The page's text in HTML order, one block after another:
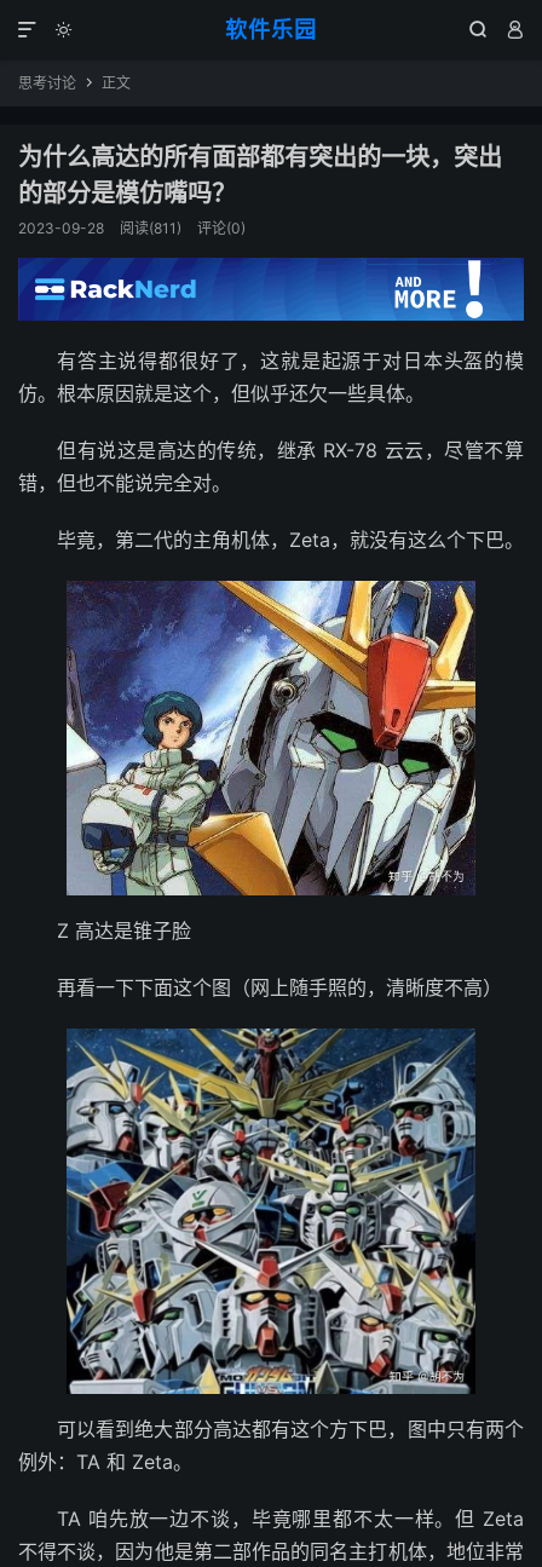
软件乐园 
 

思考讨论  正文
为什么高达的所有面部都有突出的一块，突出
的部分是模仿嘴吗？
2023-09-28 阅读(811) 评论(0)
有答主说得都很好了，这就是起源于对日本头盔的模
仿。根本原因就是这个，但似乎还欠一些具体。
但有说这是高达的传统，继承 RX-78 云云，尽管不算
错，但也不能说完全对。
毕竟，第二代的主角机体，Zeta，就没有这么个下巴。
Z 高达是锥子脸
再看一下下面这个图（网上随手照的，清晰度不高）
可以看到绝大部分高达都有这个方下巴，图中只有两个
例外：TA 和 Zeta。
TA 咱先放一边不谈，毕竟哪里都不太一样。但 Zeta
不得不谈，因为他是第二部作品的同名主打机体，地位非常